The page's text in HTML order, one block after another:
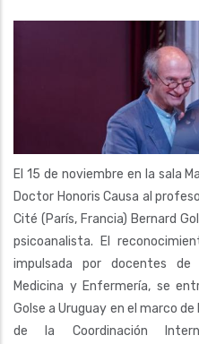
El 15 de noviembre en la sala
Doctor Honoris Causa al
Cité (París, Francia) Bernard
psicoanalista. El
impulsada por docentes de
Medicina y Enfermería, se
Golse a Uruguay en el marco
de la Coordinación